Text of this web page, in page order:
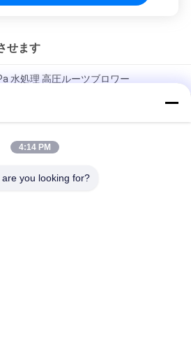
せます
水処理 高圧ルーツブロワー
空気冷却 送料 特別 食品 ローータリー
ポートダイア 10KPA - 50 KPA トラ
4:14 PM
you looking for?